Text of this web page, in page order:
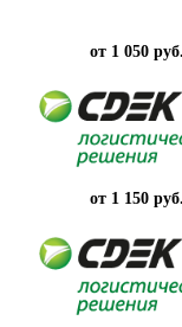
от 1 050 руб.
от 1 150 руб.